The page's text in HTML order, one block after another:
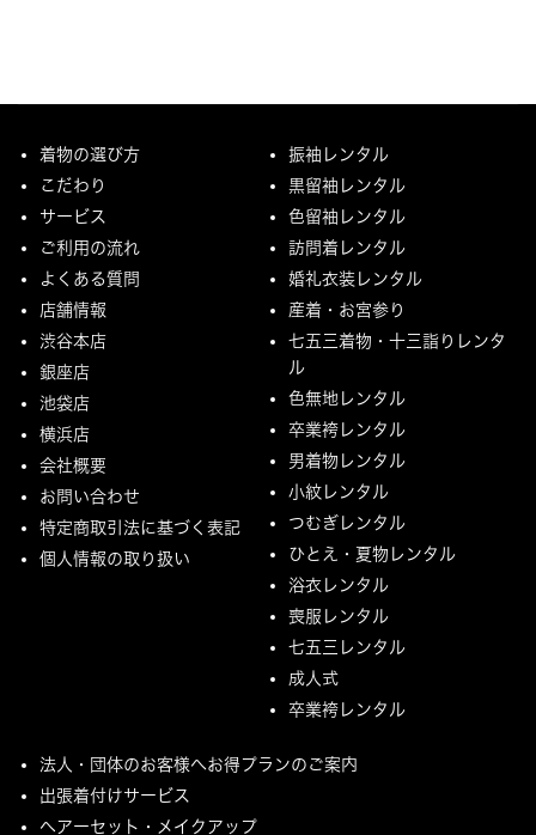
着物の選び方
こだわり
サービス
ご利用の流れ
よくある質問
店舗情報
渋谷本店
銀座店
池袋店
横浜店
会社概要
お問い合わせ
特定商取引法に基づく表記
個人情報の取り扱い
振袖レンタル
黒留袖レンタル
色留袖レンタル
訪問着レンタル
婚礼衣装レンタル
産着・お宮参り
七五三着物・十三詣りレンタ
ル
色無地レンタル
卒業袴レンタル
男着物レンタル
小紋レンタル
つむぎレンタル
ひとえ・夏物レンタル
浴衣レンタル
喪服レンタル
七五三レンタル
成人式
卒業袴レンタル
法人・団体のお客様へお得プランのご案内
出張着付けサービス
ヘアーセット・メイクアップ